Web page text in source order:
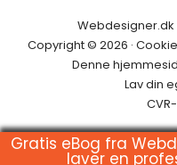
Copyright © 2026 ·
Denne
Lav din
Gratis eBog fra
laver en